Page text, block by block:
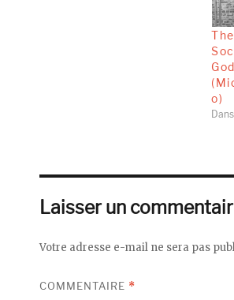
God
o)
Laisser un
Votre adresse e-mail ne sera pas
COMMENTAIRE *